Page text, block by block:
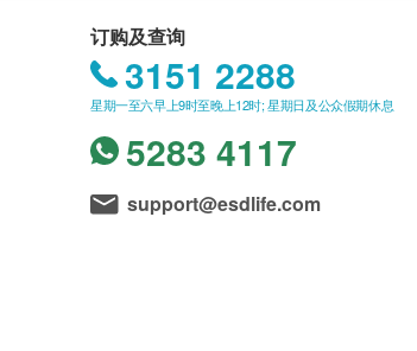
订购及查询
3151 2288
星期一至六早上9时至晚上12时; 星期日及公众假期休息
5283 4117
support@esdlife.com